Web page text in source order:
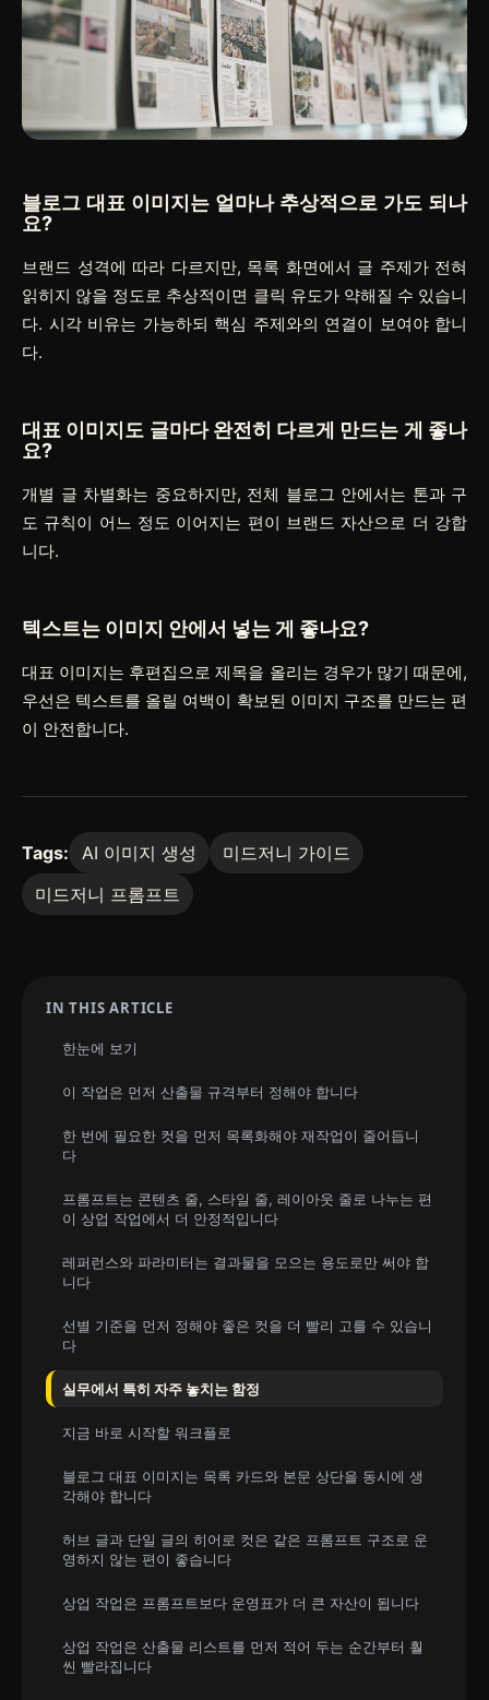
블로그 대표 이미지는 얼마나 추상적으로 가도 되나
요?
브랜드 성격에 따라 다르지만, 목록 화면에서 글 주제가 전혀
읽히지 않을 정도로 추상적이면 클릭 유도가 약해질 수 있습니
다. 시각 비유는 가능하되 핵심 주제와의 연결이 보여야 합니
다.
대표 이미지도 글마다 완전히 다르게 만드는 게 좋나
요?
개별 글 차별화는 중요하지만, 전체 블로그 안에서는 톤과 구
도 규칙이 어느 정도 이어지는 편이 브랜드 자산으로 더 강합
니다.
텍스트는 이미지 안에서 넣는 게 좋나요?
대표 이미지는 후편집으로 제목을 올리는 경우가 많기 때문에,
우선은 텍스트를 올릴 여백이 확보된 이미지 구조를 만드는 편
이 안전합니다.
Tags: AI 이미지 생성
미드저니 가이드
미드저니 프롬프트
IN THIS ARTICLE
한눈에 보기
이 작업은 먼저 산출물 규격부터 정해야 합니다
한 번에 필요한 컷을 먼저 목록화해야 재작업이 줄어듭니
다
프롬프트는 콘텐츠 줄, 스타일 줄, 레이아웃 줄로 나누는 편
이 상업 작업에서 더 안정적입니다
레퍼런스와 파라미터는 결과물을 모으는 용도로만 써야 합
니다
선별 기준을 먼저 정해야 좋은 컷을 더 빨리 고를 수 있습니
다
실무에서 특히 자주 놓치는 함정
지금 바로 시작할 워크플로
블로그 대표 이미지는 목록 카드와 본문 상단을 동시에 생
각해야 합니다
허브 글과 단일 글의 히어로 컷은 같은 프롬프트 구조로 운
영하지 않는 편이 좋습니다
상업 작업은 프롬프트보다 운영표가 더 큰 자산이 됩니다
상업 작업은 산출물 리스트를 먼저 적어 두는 순간부터 훨
씬 빨라집니다